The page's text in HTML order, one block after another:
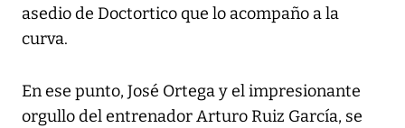
asedio de Doctortico que lo acompaño a la
curva.
En ese punto, José Ortega y el impresionante
orgullo del entrenador Arturo Ruiz García, se